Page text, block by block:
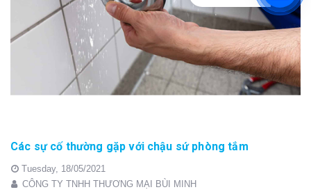
Các sự cố thường gặp với chậu sứ phòng tắm
Tuesday, 18/05/2021
CÔNG TY TNHH THƯƠNG MẠI BÙI MINH